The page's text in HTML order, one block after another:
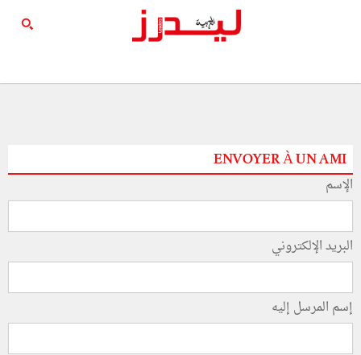
ENVOYER À UN AMI
الإسم
البريد الإلكتروني
إسم المرسل إليه